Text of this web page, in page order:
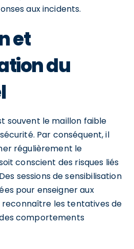
aux incidents.
et
du
souvent le maillon faible
Par conséquent, il
régulièrement le
conscient des risques liés
sessions de sensibilisation
pour enseigner aux
les tentatives de
comportements